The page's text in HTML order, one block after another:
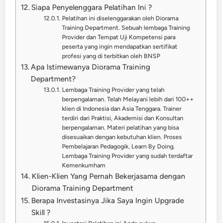
Siapa Penyelenggara Pelatihan Ini ?
Pelatihan ini diselenggarakan oleh Diorama
Training Department. Sebuah lembaga Training
Provider dan Tempat Uji Kompetensi para
peserta yang ingin mendapatkan sertifikat
profesi yang di terbitkan oleh BNSP
Apa Istimewanya Diorama Training
Department?
Lembaga Training Provider yang telah
berpengalaman. Telah Melayani lebih dari 100++
klien di Indonesia dan Asia Tenggara. Trainer
terdiri dari Praktisi, Akademisi dan Konsultan
berpengalaman. Materi pelatihan yang bisa
disesuaikan dengan kebutuhan klien. Proses
Pembelajaran Pedagogik, Learn By Doing.
Lembaga Training Provider yang sudah terdaftar
Kemenkumham
Klien-Klien Yang Pernah Bekerjasama dengan
Diorama Training Department
Berapa Investasinya Jika Saya Ingin Upgrade
Skill ?